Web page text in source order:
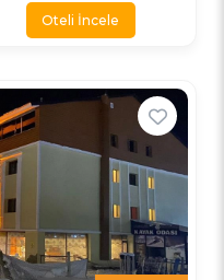
Oteli İncele